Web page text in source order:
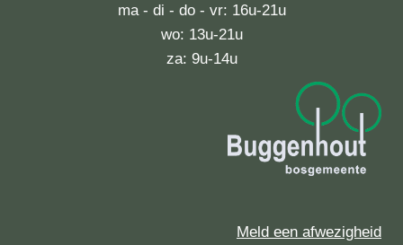
ma - di - do - vr: 16u-21u
wo: 13u-21u
za: 9u-14u
Meld een afwezigheid